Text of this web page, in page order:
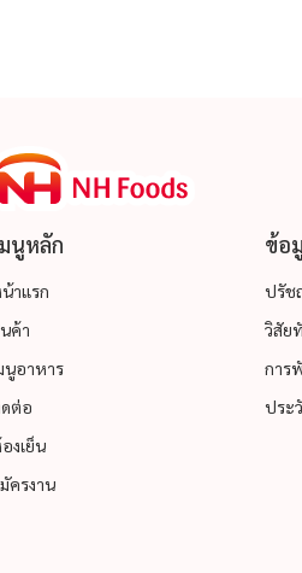
นูหลัก
าแรก
ค้า
นูอาหาร
ต่อ
งเย็น
ครงาน
ข้อ
ปรัช
วิสัย
การ
ประ